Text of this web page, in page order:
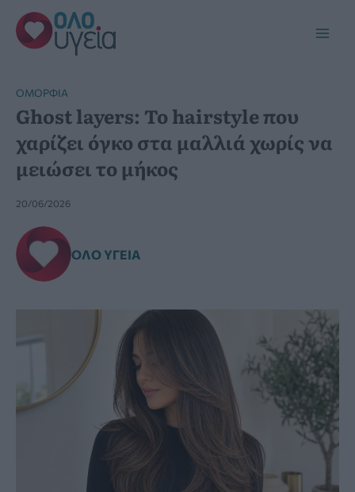
Μετάβαση
στο
περιεχόμενο
ΟΜΟΡΦΙΆ
Ghost layers: Το hairstyle που
χαρίζει όγκο στα μαλλιά χωρίς να
μειώσει το μήκος
20/06/2026
ΌΛΟ ΥΓΕΊΑ